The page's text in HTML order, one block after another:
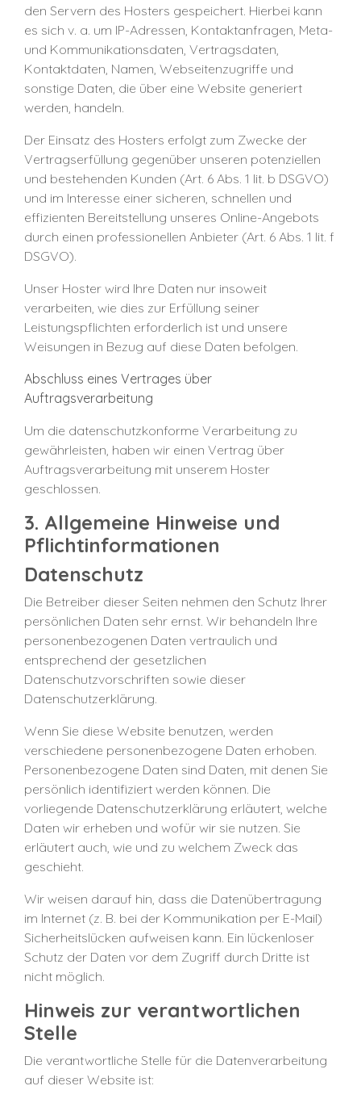
den Servern des Hosters gespeichert. Hierbei kann
es sich v. a. um IP-Adressen, Kontaktanfragen, Meta-
und Kommunikationsdaten, Vertragsdaten,
Kontaktdaten, Namen, Webseitenzugriffe und
sonstige Daten, die über eine Website generiert
werden, handeln.
Der Einsatz des Hosters erfolgt zum Zwecke der
Vertragserfüllung gegenüber unseren potenziellen
und bestehenden Kunden (Art. 6 Abs. 1 lit. b DSGVO)
und im Interesse einer sicheren, schnellen und
effizienten Bereitstellung unseres Online-Angebots
durch einen professionellen Anbieter (Art. 6 Abs. 1 lit. f
DSGVO).
Unser Hoster wird Ihre Daten nur insoweit
verarbeiten, wie dies zur Erfüllung seiner
Leistungspflichten erforderlich ist und unsere
Weisungen in Bezug auf diese Daten befolgen.
Abschluss eines Vertrages über
Auftragsverarbeitung
Um die datenschutzkonforme Verarbeitung zu
gewährleisten, haben wir einen Vertrag über
Auftragsverarbeitung mit unserem Hoster
geschlossen.
3. Allgemeine Hinweise und
Pflichtinformationen
Datenschutz
Die Betreiber dieser Seiten nehmen den Schutz Ihrer
persönlichen Daten sehr ernst. Wir behandeln Ihre
personenbezogenen Daten vertraulich und
entsprechend der gesetzlichen
Datenschutzvorschriften sowie dieser
Datenschutzerklärung.
Wenn Sie diese Website benutzen, werden
verschiedene personenbezogene Daten erhoben.
Personenbezogene Daten sind Daten, mit denen Sie
persönlich identifiziert werden können. Die
vorliegende Datenschutzerklärung erläutert, welche
Daten wir erheben und wofür wir sie nutzen. Sie
erläutert auch, wie und zu welchem Zweck das
geschieht.
Wir weisen darauf hin, dass die Datenübertragung
im Internet (z. B. bei der Kommunikation per E-Mail)
Sicherheitslücken aufweisen kann. Ein lückenloser
Schutz der Daten vor dem Zugriff durch Dritte ist
nicht möglich.
Hinweis zur verantwortlichen
Stelle
Die verantwortliche Stelle für die Datenverarbeitung
auf dieser Website ist: